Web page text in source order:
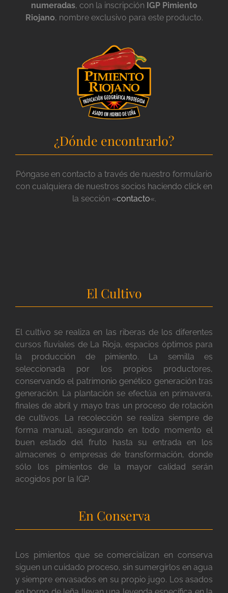
numeradas, con la inscripción IGP Pimiento
Riojano, nombre exclusivo para este producto.
¿Dónde encontrarlo?
Póngase en contacto a través de nuestro formulario
con cualquiera de nuestros socios haciendo click en
la sección «contacto«.
El Cultivo
El cultivo se realiza en las riberas de los diferentes
cursos fluviales de La Rioja, espacios óptimos para
la producción de pimiento. La semilla es
seleccionada por los propios productores,
conservando el patrimonio genético generación tras
generación. La plantación se efectúa en primavera,
finales de abril y mayo tras un proceso de rotación
de cultivos. La recolección se realiza siempre de
forma manual, asegurando en todo momento el
buen estado del fruto hasta su entrada en los
almacenes o empresas de transformación, donde
sólo los pimientos de la mayor calidad serán
acogidos por la IGP.
En Conserva
Los pimientos que se comercializan en conserva
siguen un cuidado proceso, sin sumergirlos en agua
y siempre envasados en su propio jugo. Los asados